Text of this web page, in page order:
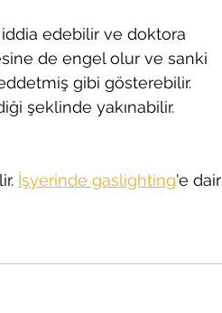
iddia edebilir ve doktora
de engel olur ve sanki
gibi gösterebilir.
şeklinde yakınabilir.
İşyerinde gaslighting'e dair